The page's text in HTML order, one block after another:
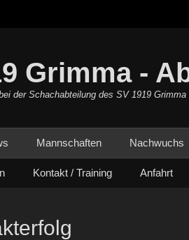
Grimma -
der Schachabteilung des SV 1919 Grimma
Mannschaften Nachwuchs
Kontakt / Training Anfahrt